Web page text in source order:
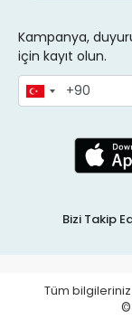
Kampanya,
için kayıt olun.
Bizi Takip
Tüm bilgileriniz
©